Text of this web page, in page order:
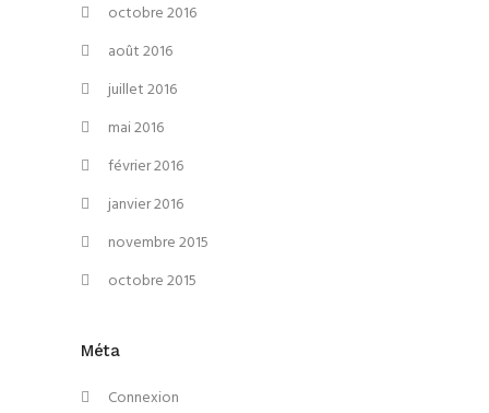
octobre 2016
août 2016
juillet 2016
mai 2016
février 2016
janvier 2016
novembre 2015
octobre 2015
Méta
Connexion